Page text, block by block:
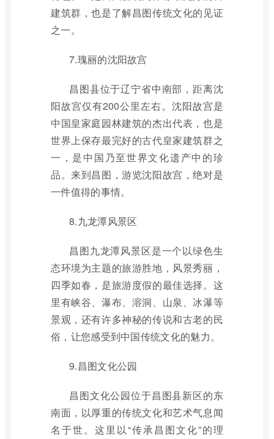
建筑群，也是了解昌图传统文化的见证
之一。
7.瑰丽的沈阳故宫
昌图县位于辽宁省中南部，距离沈
阳故宫仅有200公里左右。沈阳故宫是
中国皇家庭园林建筑的杰出代表，也是
世界上保存最完好的古代皇家建筑群之
一，是中国乃至世界文化遗产中的珍
品。来到昌图，游览沈阳故宫，绝对是
一件值得的事情。
8.九龙潭风景区
昌图九龙潭风景区是一个以绿色生
态环境为主题的旅游胜地，风景秀丽，
四季如春，是旅游度假的最佳选择。这
里有峡谷、瀑布、溶洞、山泉、冰瀑等
景观，还有许多神秘的传说和古老的民
俗，让您感受到中国传统文化的魅力。
9.昌图文化公园
昌图文化公园位于昌图县新区的东
南面，以厚重的传统文化和艺术气息闻
名于世。这里以“传承昌图文化”的理